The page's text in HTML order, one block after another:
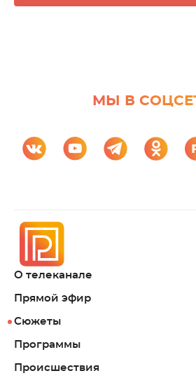
МЫ В
О телеканале
Прямой эфир
Сюжеты
Программы
Происшествия